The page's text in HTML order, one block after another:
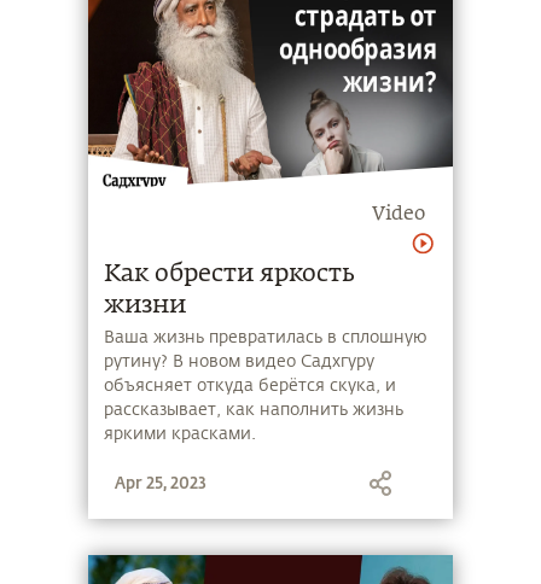
Video
Как обрести яркость
жизни
Ваша жизнь превратилась в сплошную
рутину? В новом видео Садхгуру
объясняет откуда берётся скука, и
рассказывает, как наполнить жизнь
яркими красками.
Apr 25, 2023